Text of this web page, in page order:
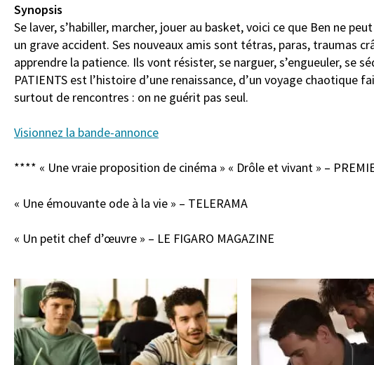
Synopsis
Se laver, s’habiller, marcher, jouer au basket, voici ce que Ben ne
un grave accident. Ses nouveaux amis sont tétras, paras, traumas
apprendre la patience. Ils vont résister, se narguer, s’engueuler, se
PATIENTS est l’histoire d’une renaissance, d’un voyage
surtout de rencontres : on ne guérit pas seul.
Visionnez la bande-annonce
**** « Une vraie proposition de cinéma » « Drôle et vivant » –
« Une émouvante ode à la vie » – TELERAMA
« Un petit chef d’œuvre » – LE FIGARO MAGAZINE